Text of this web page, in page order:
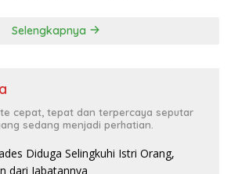
Selengkapnya
cepat, tepat dan terpercaya seputar
sedang menjadi perhatian.